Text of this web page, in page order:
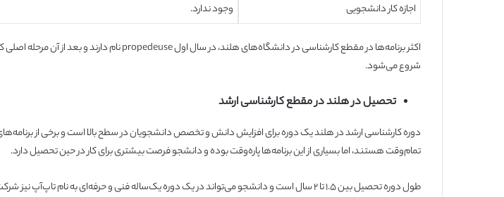
اجازه کار دانشجویی
وجود ندارد.
شروع می‌شود.
تحصیل در هلند در مقطع کارشناسی ارشد
دوره کارشناسی ارشد در هلند یک دوره برای افزایش دانش و تخصص دانشجویان در سطح بالا است و برخی از
تمام‌وقت هستند، اما بسیاری از این برنامه‌ها پاره‌وقت بوده و دانشجو فرصت بیشتری برای کار در حین تحصیل دارد.
طول دوره تحصیل بین ۱.۵ تا ۲ سال است و دانشجو می‌تواند در یک دوره یک‌ساله فنی و حرفه‌ای به نام تاپ‌آپ